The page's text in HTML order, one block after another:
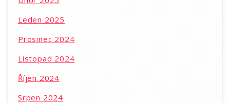
Leden 2025
Prosinec 2024
Listopad 2024
Říjen 2024
Srpen 2024